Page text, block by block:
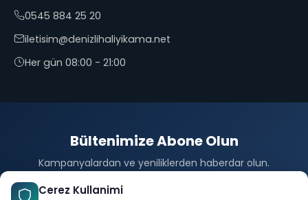
0545 884 25 20
iletisim@denizlihaliyikama.net
Her gün 08:00 - 21:00
Bültenimize Abone Olun
Kampanyalardan ve yeniliklerden haberdar olun.
Cerez Kullanimi